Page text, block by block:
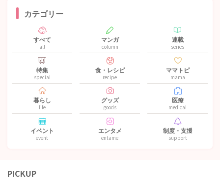
カテゴリー
すべて
all
マンガ
column
連載
series
特集
special
食・レシピ
recipe
ママトピ
mama
暮らし
life
グッズ
goods
医療
medical
イベント
event
エンタメ
entame
制度・支援
support
PICKUP